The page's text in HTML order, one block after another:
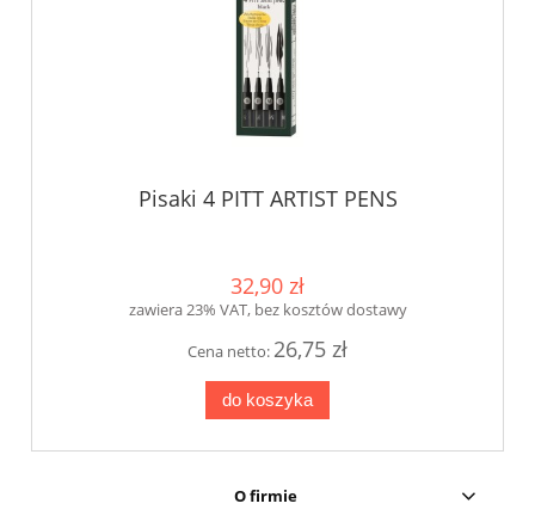
Pisaki 4 PITT ARTIST PENS
32,90 zł
zawiera 23% VAT, bez kosztów dostawy
Cena netto: 26,75 zł
do koszyka
O firmie